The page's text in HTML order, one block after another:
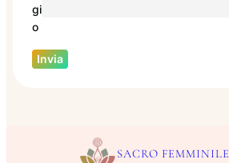
gi
o
SACRO FEMMINILE